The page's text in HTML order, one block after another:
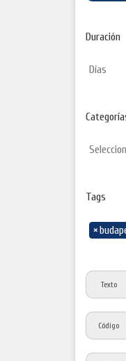
Duración
Tags
×
Texto
Código